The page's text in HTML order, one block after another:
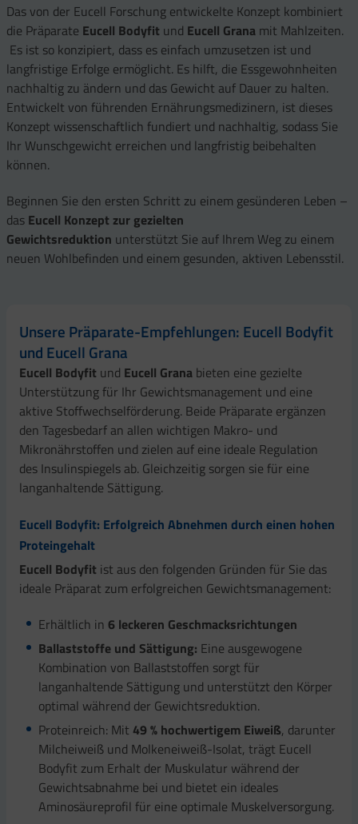
Das von der Eucell Forschung entwickelte Konzept kombiniert
die Präparate Eucell Bodyfit und Eucell Grana mit Mahlzeiten.
Es ist so konzipiert, dass es einfach umzusetzen ist und
langfristige Erfolge ermöglicht. Es hilft, die Essgewohnheiten
nachhaltig zu ändern und das Gewicht auf Dauer zu halten.
Entwickelt von führenden Ernährungsmedizinern, ist dieses
Konzept wissenschaftlich fundiert und nachhaltig, sodass Sie
Ihr Wunschgewicht erreichen und langfristig beibehalten
können.
Beginnen Sie den ersten Schritt zu einem gesünderen Leben –
das Eucell Konzept zur gezielten
Gewichtsreduktion unterstützt Sie auf Ihrem Weg zu einem
neuen Wohlbefinden und einem gesunden, aktiven Lebensstil.
Unsere Präparate-Empfehlungen: Eucell Bodyfit
und Eucell Grana
Eucell Bodyfit und Eucell Grana bieten eine gezielte
Unterstützung für Ihr Gewichtsmanagement und eine
aktive Stoffwechselförderung. Beide Präparate ergänzen
den Tagesbedarf an allen wichtigen Makro- und
Mikronährstoffen und zielen auf eine ideale Regulation
des Insulinspiegels ab. Gleichzeitig sorgen sie für eine
langanhaltende Sättigung.
Eucell Bodyfit: Erfolgreich Abnehmen durch einen hohen
Proteingehalt
Eucell Bodyfit ist aus den folgenden Gründen für Sie das
ideale Präparat zum erfolgreichen Gewichtsmanagement:
Erhältlich in 6 leckeren Geschmacksrichtungen
Ballaststoffe und Sättigung: Eine ausgewogene
Kombination von Ballaststoffen sorgt für
langanhaltende Sättigung und unterstützt den Körper
optimal während der Gewichtsreduktion.
Proteinreich: Mit 49 % hochwertigem Eiweiß, darunter
Milcheiweiß und Molkeneiweiß-Isolat, trägt Eucell
Bodyfit zum Erhalt der Muskulatur während der
Gewichtsabnahme bei und bietet ein ideales
Aminosäureprofil für eine optimale Muskelversorgung.